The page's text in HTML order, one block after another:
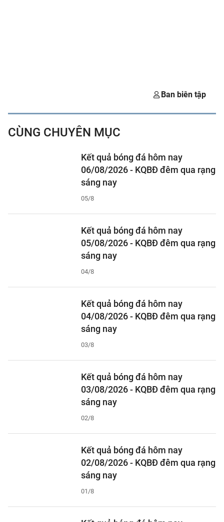
Ban biên tập
CÙNG CHUYÊN MỤC
Kết quả bóng đá hôm nay
06/08/2026 - KQBĐ đêm qua rạng
sáng nay
05/8
Kết quả bóng đá hôm nay
05/08/2026 - KQBĐ đêm qua rạng
sáng nay
04/8
Kết quả bóng đá hôm nay
04/08/2026 - KQBĐ đêm qua rạng
sáng nay
03/8
Kết quả bóng đá hôm nay
03/08/2026 - KQBĐ đêm qua rạng
sáng nay
02/8
Kết quả bóng đá hôm nay
02/08/2026 - KQBĐ đêm qua rạng
sáng nay
01/8